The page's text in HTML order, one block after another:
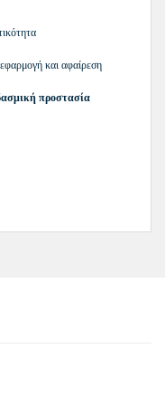
και αφαίρεση
προστασία